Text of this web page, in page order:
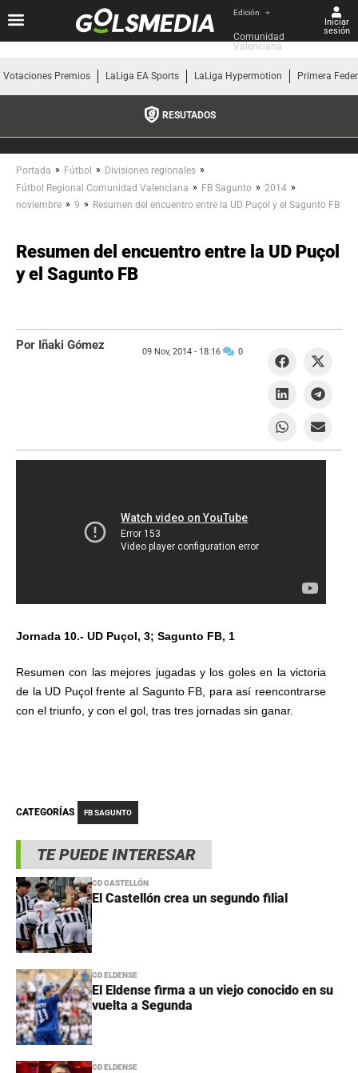
Edición
Comunidad
Valenciana
Iniciar
sesión
Votaciones Premios LaLiga EA Sports LaLiga Hypermotion Primera
RESUTADOS
Portada » Fútbol » Divisiones regionales »
Fútbol Regional Comunidad Valenciana » FB Sagunto » 2014 »
noviembre » 9 » Resumen del encuentro entre la UD Puçol y el Sagunto FB
TE PUEDE INTERESAR
CD CASTELLÓN
El Castellón crea un segundo filial
CD ELDENSE
El Eldense firma a un viejo conocido en su
vuelta a Segunda
CD ELDENSE
Resumen del encuentro entre la UD Puçol
y el Sagunto FB
Jornada 10.- UD Puçol, 3; Sagunto FB, 1
Resumen con las mejores jugadas y los goles en la victoria
de la UD Puçol frente al Sagunto FB, para así reencontrarse
con el triunfo, y con el gol, tras tres jornadas sin ganar.
Por Iñaki Gómez 09 Nov, 2014 - 18:16 0
CATEGORÍAS FB SAGUNTO